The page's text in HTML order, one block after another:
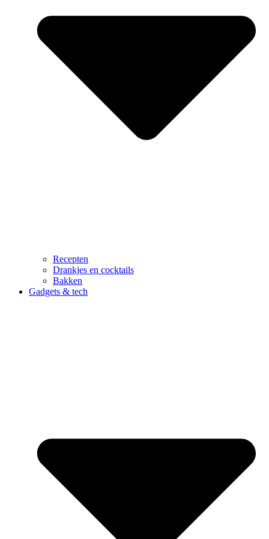
Recepten
Drankjes en cocktails
Bakken
Gadgets & tech